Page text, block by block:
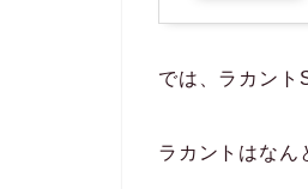
では、ラカント
ラカントはなん